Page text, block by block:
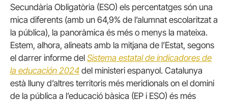
Secundària Obligatòria (ESO) els percentatges són una
mica diferents (amb un 64,9% de l’alumnat escolaritzat a
la pública), la panoràmica és més o menys la mateixa.
Estem, alhora, alineats amb la mitjana de l’Estat, segons
el darrer informe del Sistema estatal de indicadores de
la educación 2024 del ministeri espanyol. Catalunya
està lluny d’altres territoris més meridionals on el domini
de la pública a l’educació bàsica (EP i ESO) és més